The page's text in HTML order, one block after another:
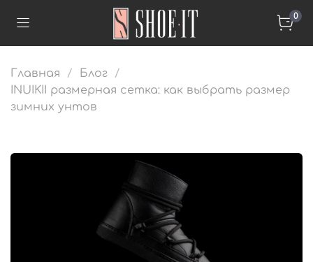
0
Главная
Блог
INUIKII размерная сетка: как выбрать размер
зимних унтов